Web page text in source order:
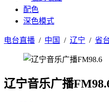
配色
深色模式
电台直播 / 中国 / 辽宁 / 省
辽宁音乐广播